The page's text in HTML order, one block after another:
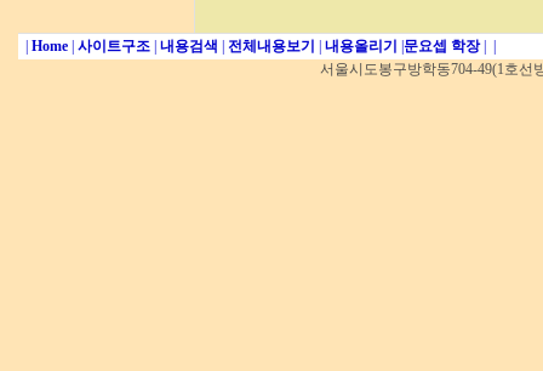
Home 사이트구조 내용검색 전체내용보기 내용올리기 문요셉 학장|
서울시도봉구방학동704-49(1호선